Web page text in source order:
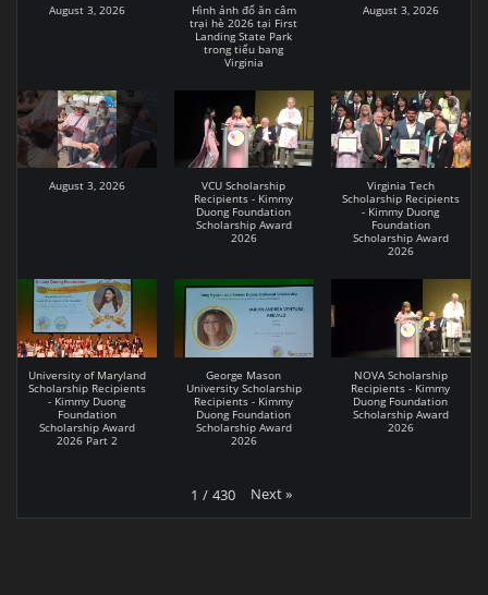
August 3, 2026
Hình ảnh đổ ăn câm
trại hè 2026 tại First
Landing State Park
trong tiểu bang
Virginia
August 3, 2026
August 3, 2026
VCU Scholarship
Recipients - Kimmy
Duong Foundation
Scholarship Award
2026
Virginia Tech
Scholarship Recipients
- Kimmy Duong
Foundation
Scholarship Award
2026
University of Maryland
Scholarship Recipients
- Kimmy Duong
Foundation
Scholarship Award
2026 Part 2
George Mason
University Scholarship
Recipients - Kimmy
Duong Foundation
Scholarship Award
2026
NOVA Scholarship
Recipients - Kimmy
Duong Foundation
Scholarship Award
2026
1 / 430 Next»